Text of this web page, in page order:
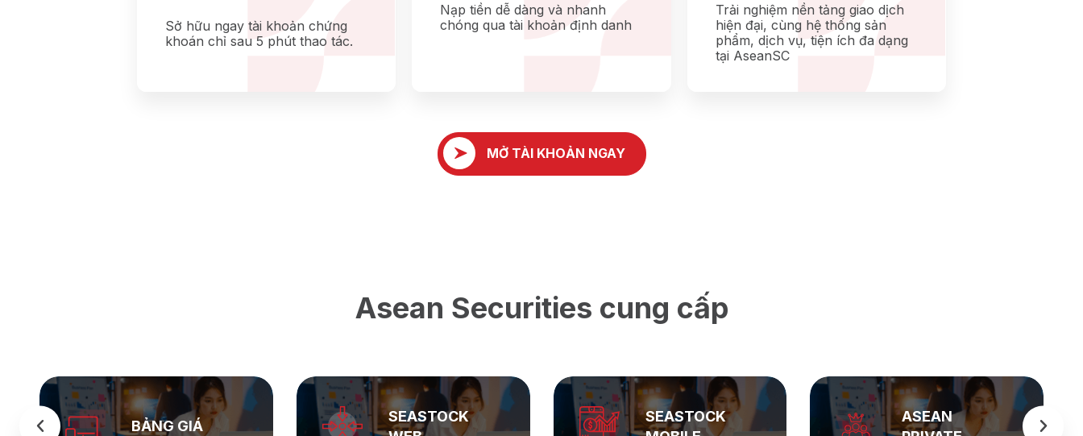
Sở hữu ngay tài khoản chứng
khoán chỉ sau 5 phút thao tác.
Nạp tiền dễ dàng và nhanh
chóng qua tài khoản định danh
Trải nghiệm nền tảng giao dịch
hiện đại, cùng hệ thống sản
phẩm, dịch vụ, tiện ích đa dạng
tại AseanSC
MỞ TÀI KHOẢN NGAY
Asean Securities cung cấp
SEASTOCK
SEASTOCK
ASEAN
BẢNG GIÁ